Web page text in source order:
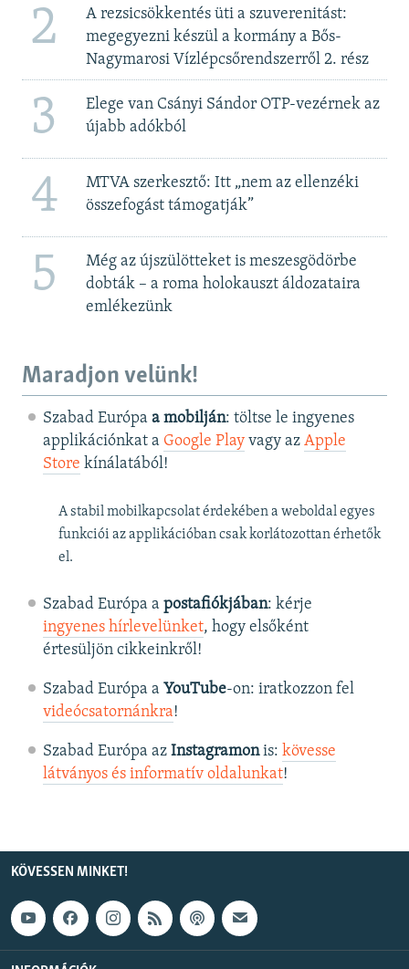
2
A rezsicsökkentés üti a szuverenitást:
megegyezni készül a kormány a Bős-
Nagymarosi Vízlépcsőrendszerről 2. rész
3
Elege van Csányi Sándor OTP-vezérnek az
újabb adókból
4
MTVA szerkesztő: Itt „nem az ellenzéki
összefogást támogatják”
5
Még az újszülötteket is meszesgödörbe
dobták – a roma holokauszt áldozataira
emlékezünk
Maradjon velünk!
Szabad Európa a mobilján: töltse le ingyenes
applikációnkat a Google Playvagy az Apple
Store kínálatából!
A stabil mobilkapcsolat érdekében a weboldal egyes
funkciói az applikációban csak korlátozottan érhetők
el.
Szabad Európa a postafiókjában: kérje
ingyenes hírlevelünket, hogy elsőként
értesüljön cikkeinkről!
Szabad Európa a YouTube-on: iratkozzon fel
videócsatornánkra!
Szabad Európa az Instagramonis: kövesse
látványos és informatív oldalunkat! ​
KÖVESSEN MINKET!